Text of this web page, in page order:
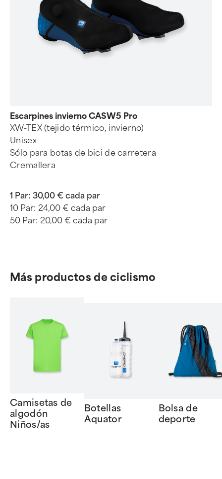
Escarpines invierno CASW5 Pro
XW-TEX (tejido térmico, invierno)
Unisex
Sólo para botas de bici de carretera
Cremallera
1 Par: 30,00 € cada par
10 Par: 24,00 € cada par
50 Par: 20,00 € cada par
Más productos de ciclismo
Camisetas de
algodón
Niños/as
Botellas
Aquator
Bolsa de
deporte